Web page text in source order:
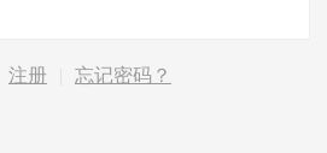
注册 忘记密码？